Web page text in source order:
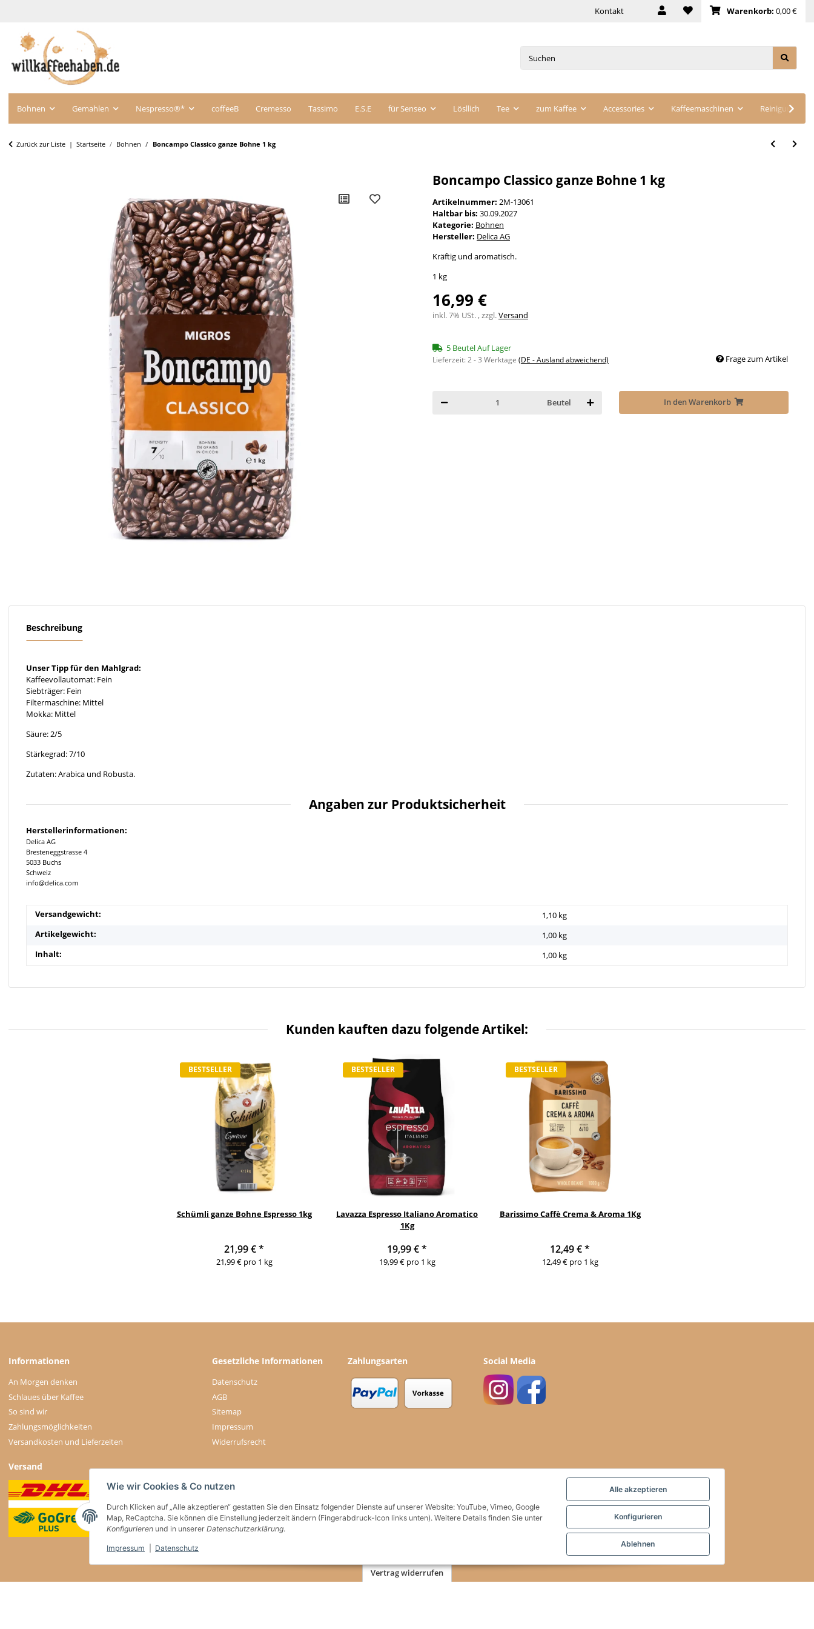
Kontakt Warenkorb: 0,00 €
Bohnen Gemahlen Nespresso®* coffeeB Cremesso Tassimo E.S.E für Senseo Lösllich Tee zum Kaffee Accessories Kaffeemaschinen Reinigung
Zurück zur Liste Startseite Bohnen Boncampo Classico ganze Bohne 1 kg
Boncampo Classico ganze Bohne 1 kg
Artikelnummer: 2M-13061
Haltbar bis: 30.09.2027
Kategorie: Bohnen
Hersteller: Delica AG
Kräftig und aromatisch.
1 kg
16,99 €
inkl. 7% USt. , zzgl.Versand
5 Beutel Auf Lager
Lieferzeit:2 - 3 Werktage (DE - Ausland abweichend) Frage zum Artikel
Beutel In den Warenkorb
Beschreibung
Unser Tipp für den Mahlgrad:
Kaffeevollautomat: Fein
Siebträger: Fein
Filtermaschine: Mittel
Mokka: Mittel
Säure: 2/5
Stärkegrad: 7/10
Zutaten: Arabica und Robusta.
Angaben zur Produktsicherheit
Herstellerinformationen:
Delica AG
Bresteneggstrasse 4
5033 Buchs
Schweiz
info@delica.com
Versandgewicht:
1,10 kg
Artikelgewicht:
1,00 kg
Inhalt:
1,00 kg
Kunden kauften dazu folgende Artikel:
BESTSELLER
Schümli ganze Bohne Espresso 1kg
21,99 €*
21,99 € pro 1 kg
BESTSELLER
Lavazza Espresso Italiano Aromatico
1Kg
19,99 €*
19,99 € pro 1 kg
BESTSELLER
Barissimo Caffè Crema & Aroma 1Kg
12,49 €*
12,49 € pro 1 kg
Informationen
An Morgen denken
Schlaues über Kaffee
So sind wir
Zahlungsmöglichkeiten
Versandkosten und Lieferzeiten
Gesetzliche Informationen
Datenschutz
AGB
Sitemap
Impressum
Widerrufsrecht
Zahlungsarten Social Media
Versand
Vertrag widerrufen
Wie wir Cookies & Co nutzen
Durch Klicken auf „Alle akzeptieren“ gestatten Sie den Einsatz folgender Dienste auf unserer Website: YouTube, Vimeo, Google
Map, ReCaptcha. Sie können die Einstellung jederzeit ändern (Fingerabdruck-Icon links unten). Weitere Details finden Sie unter
Konfigurieren und in unserer Datenschutzerklärung.
Impressum Datenschutz
Alle akzeptieren
Konfigurieren
Ablehnen